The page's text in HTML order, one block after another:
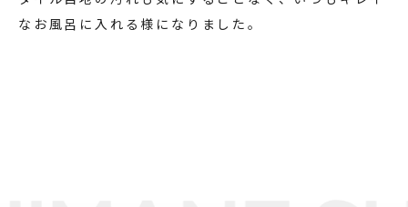
なお風呂に入れる様になりました。